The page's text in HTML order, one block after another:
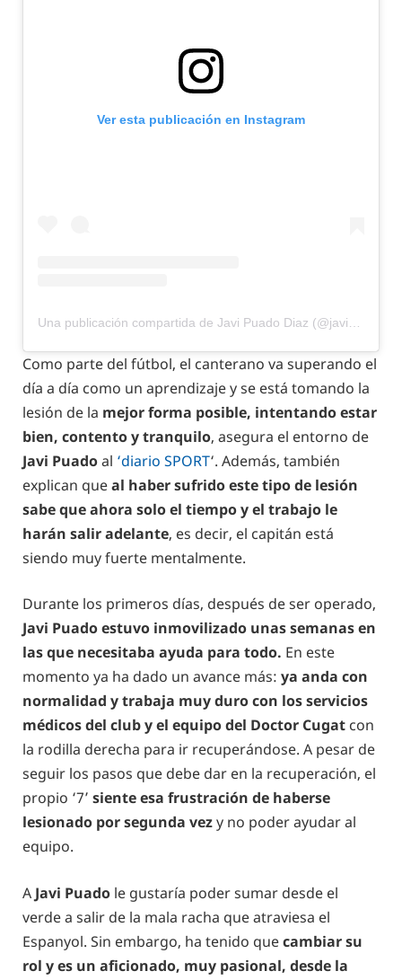
Ver esta publicación en Instagram
Como parte del fútbol, el canterano va superando el
día a día como un aprendizaje y se está tomando la
lesión de la mejor forma posible, intentando estar
bien, contento y tranquilo, asegura el entorno de
Javi Puadoal ‘diario SPORT‘. Además, también
explican queal haber sufrido este tipo de lesión
sabe que ahora solo el tiempo y el trabajo le
harán salir adelante, es decir, el capitán está
siendo muy fuerte mentalmente.
Durante los primeros días, después de ser operado,
Javi Puado estuvo inmovilizado unas semanas en
las que necesitaba ayuda para todo. En este
momento ya ha dado un avance más: ya anda con
normalidad y trabaja muy duro con los servicios
médicos del club y el equipo del Doctor Cugat con
la rodilla derecha para ir recuperándose. A pesar de
seguir los pasos que debe dar en la recuperación, el
propio ‘7’ siente esa frustración de haberse
lesionado por segunda vezy no poder ayudar al
equipo.
A Javi Puado le gustaría poder sumar desde el
verde a salir de la mala racha que atraviesa el
Espanyol. Sin embargo, ha tenido quecambiar su
rol y es un aficionado, muy pasional, desde la